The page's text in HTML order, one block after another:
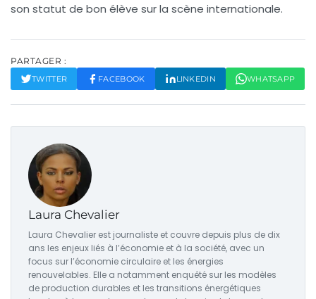
son statut de bon élève sur la scène internationale.
PARTAGER :
TWITTER FACEBOOK LINKEDIN WHATSAPP
Laura Chevalier
Laura Chevalier est journaliste et couvre depuis plus de dix
ans les enjeux liés à l’économie et à la société, avec un
focus sur l’économie circulaire et les énergies
renouvelables. Elle a notamment enquêté sur les modèles
de production durables et les transitions énergétiques